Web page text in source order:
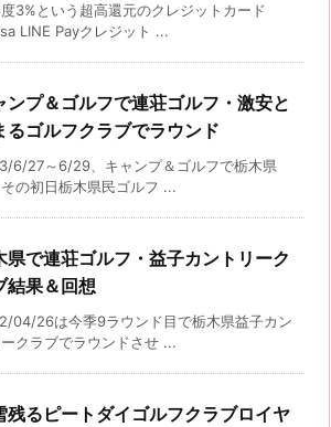
3%という超高還元のクレジットカード
LINE Payクレジット ...
ンプ＆ゴルフで連荘ゴルフ・激安と
るゴルフクラブでラウンド
6/27～6/29、キャンプ＆ゴルフで栃木県
の初日栃木県民ゴルフ ...
県で連荘ゴルフ・益子カントリーク
結果＆回想
04/26は今季9ラウンド目で栃木県益子カン
ークラブでラウンドさせ ...
残るピートダイゴルフクラブロイヤ